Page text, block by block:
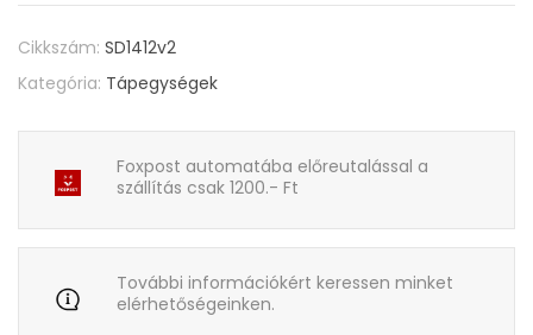
Cikkszám: SD1412v2
Kategória: Tápegységek
Foxpost automatába előreutalással a
szállítás csak 1200.- Ft
További információkért keressen minket
elérhetőségeinken.